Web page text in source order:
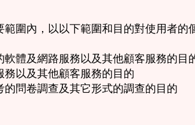
圍內，以以下範圍和目的對使用者的
體及網路服務以及其他顧客服務的目
務以及其他顧客服務的目的
的問卷調查及其它形式的調查的目的